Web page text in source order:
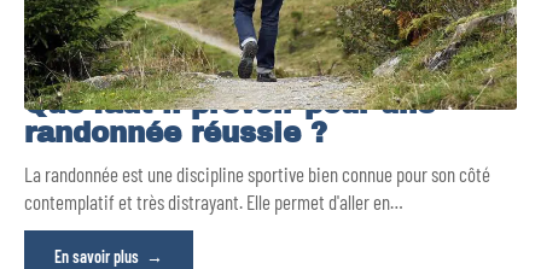
Que faut-il prévoir pour une
randonnée réussie ?
La randonnée est une discipline sportive bien connue pour son côté
contemplatif et très distrayant. Elle permet d'aller en…
En savoir plus